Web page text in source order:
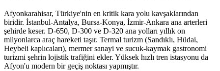
Afyonkarahisar, Türkiye'nin en kritik kara yolu kavşaklarından
biridir. İstanbul-Antalya, Bursa-Konya, İzmir-Ankara ana arterleri
şehirde keser. D-650, D-300 ve D-320 ana yolları yıllık on
milyonlarca araç hareketi taşır. Termal turizm (Sandıklı, Hüdai,
Heybeli kaplıcaları), mermer sanayi ve sucuk-kaymak gastronomi
turizmi şehrin lojistik trafiğini ekler. Yüksek hızlı tren istasyonu da
Afyon'u modern bir geçiş noktası yapmıştır.